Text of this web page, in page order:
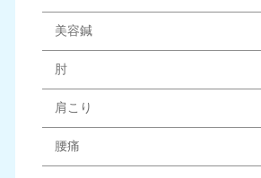
美容鍼
肘
肩こり
腰痛